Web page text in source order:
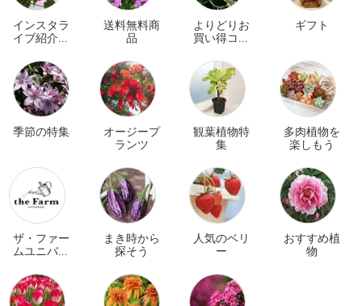
インスタラ
イブ紹介商
送料無料商
品
よりどりお
買い得コー
ギフト
季節の特集
オージープ
ランツ
観葉植物特
集
多肉植物を
楽しもう
ザ・ファー
ムユニバー
イン
まき時から
探そう
人気のベリ
ー
おすすめ植
物